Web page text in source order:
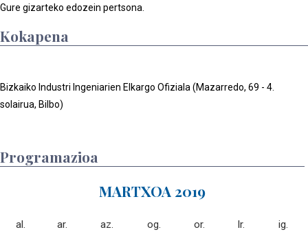
Gure gizarteko edozein pertsona.
Kokapena
Bizkaiko Industri Ingeniarien Elkargo Ofiziala (Mazarredo, 69 - 4.
solairua, Bilbo)
Programazioa
MARTXOA 2019
al. ar. az. og. or. lr. ig.